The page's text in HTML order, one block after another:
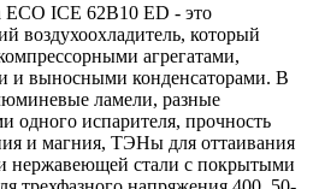
ECO ICE 62B10 ED - это
воздухоохладитель, который
агрегатами,
и выносными конденсаторами. В
ламели, разные
одного испарителя, прочность
и магния, ТЭНы для оттаивания
нержавеющей стали с покрытыми